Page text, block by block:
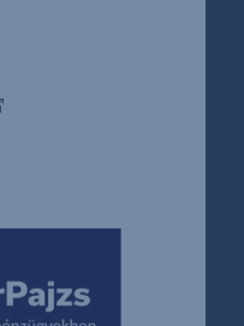
oldalra ugrik)
oldalra ugrik)
oldalra ugrik)